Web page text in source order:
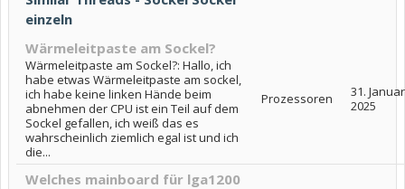
einzeln
Wärmeleitpaste am Sockel?
Wärmeleitpaste am Sockel?: Hallo, ich
habe etwas Wärmeleitpaste am sockel,
ich habe keine linken Hände beim
abnehmen der CPU ist ein Teil auf dem
Sockel gefallen, ich weiß das es
wahrscheinlich ziemlich egal ist und ich
die...
Prozessoren
31. Januar
2025
Welches mainboard für lga1200